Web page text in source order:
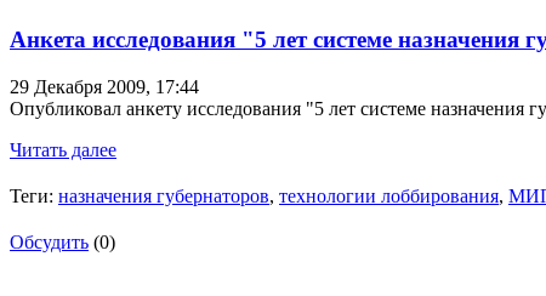
Анкета исследования "5 лет системе назначения
29 Декабря 2009, 17:44
Опубликовал анкету исследования "5 лет системе назначения
Читать далее
Теги: назначения губернаторов, технологии лоббирования,
Обсудить (0)